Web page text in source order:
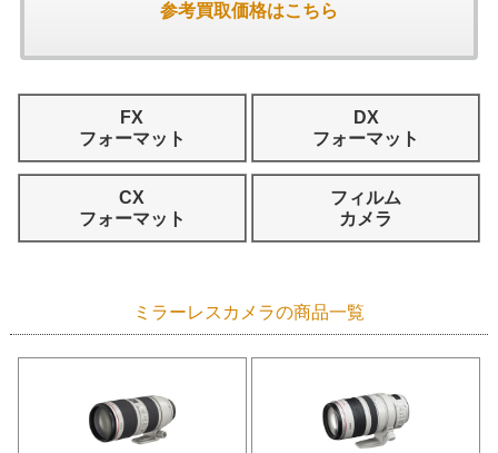
参考買取価格はこちら
FX
フォーマット
DX
フォーマット
CX
フォーマット
フィルム
カメラ
ミラーレスカメラの商品一覧